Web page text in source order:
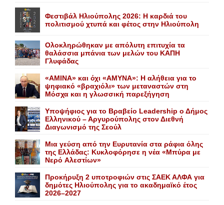
Φεστιβάλ Ηλιούπολης 2026: Η καρδιά του
πολιτισμού χτυπά και φέτος στην Ηλιούπολη
Ολοκληρώθηκαν με απόλυτη επιτυχία τα
θαλάσσια μπάνια των μελών του KAΠH
Γλυφάδας
«AMINA» και όχι «ΑΜΥΝΑ»: Η αλήθεια για το
ψηφιακό «βραχιόλι» των μεταναστών στη
Μόσχα και η γλωσσική παρεξήγηση
Yποψήφιος για το Bραβείο Leadership ο Δήμος
Ελληνικού – Αργυρούπολης στον Διεθνή
Διαγωνισμό της Σεούλ
Mια γεύση από την Eυρυτανία στα ράφια όλης
της Ελλάδας: Κυκλοφόρησε η νέα «Μπύρα με
Nερό Aλεστίων»
Προκήρυξη 2 υποτροφιών στις ΣΑΕΚ ΑΛΦΑ για
δημότες Ηλιούπολης για το ακαδημαϊκό έτος
2026–2027